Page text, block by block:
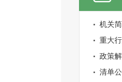
机关
重大
政策
清单